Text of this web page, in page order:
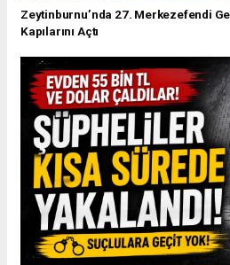
Zeytinburnu’nda 27. Merkezefendi
Kapılarını Açtı